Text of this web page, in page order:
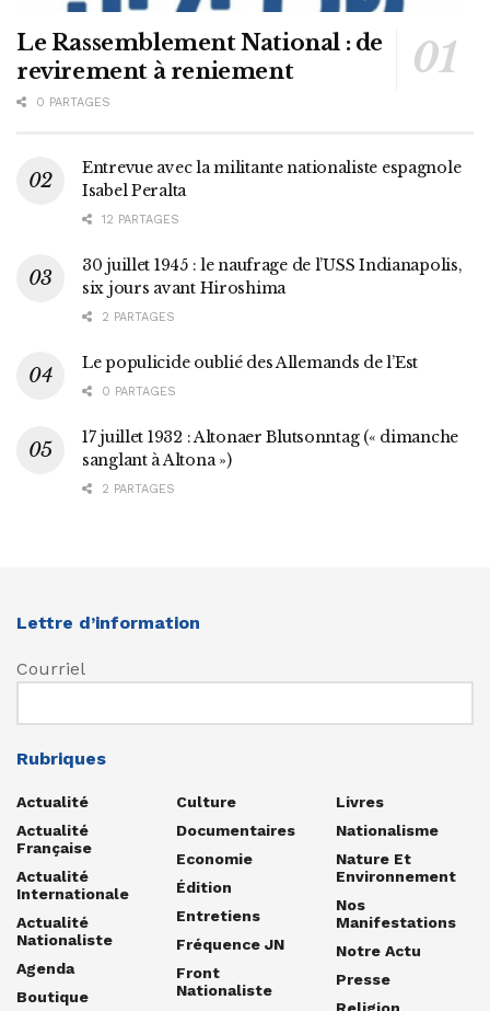
Le Rassemblement National : de
revirement à reniement
0 PARTAGES
Entrevue avec la militante nationaliste espagnole
Isabel Peralta
12 PARTAGES
30 juillet 1945 : le naufrage de l’USS Indianapolis,
six jours avant Hiroshima
2 PARTAGES
Le populicide oublié des Allemands de l’Est
0 PARTAGES
17 juillet 1932 : Altonaer Blutsonntag (« dimanche
sanglant à Altona »)
2 PARTAGES
Lettre d’information
Courriel
Rubriques
Actualité
Actualité
Française
Actualité
Internationale
Actualité
Nationaliste
Agenda
Boutique
Culture
Documentaires
Economie
Édition
Entretiens
Fréquence JN
Front
Nationaliste
Livres
Nationalisme
Nature Et
Environnement
Nos
Manifestations
Notre Actu
Presse